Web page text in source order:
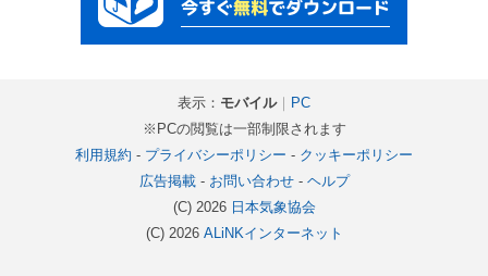
表示： モバイル｜ PC
※PCの閲覧は一部制限されます
利用規約 - プライバシーポリシー - クッキーポリシー
広告掲載- お問い合わせ- ヘルプ
(C) 2026 日本気象協会
(C) 2026 ALiNKインターネット